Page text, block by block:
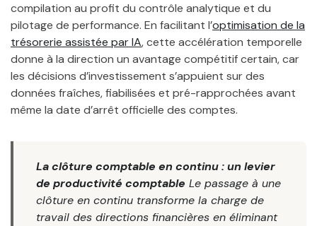
compilation au profit du contrôle analytique et du
pilotage de performance. En facilitant l’optimisation de la
trésorerie assistée par IA, cette accélération temporelle
donne à la direction un avantage compétitif certain, car
les décisions d’investissement s’appuient sur des
données fraîches, fiabilisées et pré-rapprochées avant
même la date d’arrêt officielle des comptes.
La clôture comptable en continu : un levier
de productivité comptable Le passage à une
clôture en continu transforme la charge de
travail des directions financières en éliminant